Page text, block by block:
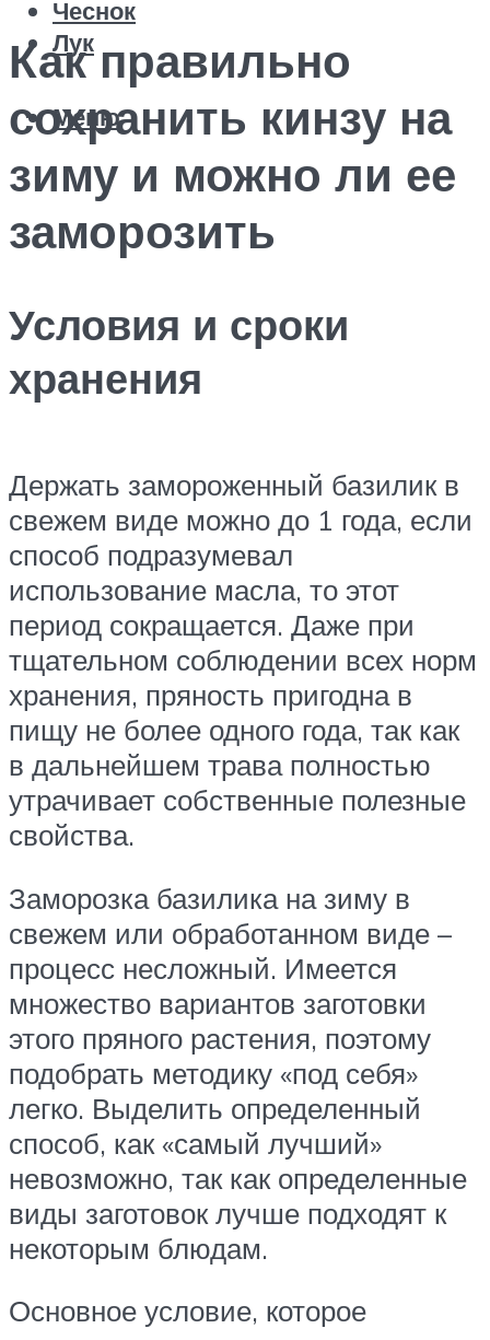
Чеснок
Лук
Меню
Как правильно
сохранить кинзу на
зиму и можно ли ее
заморозить
Условия и сроки
хранения
Держать замороженный базилик в
свежем виде можно до 1 года, если
способ подразумевал
использование масла, то этот
период сокращается. Даже при
тщательном соблюдении всех норм
хранения, пряность пригодна в
пищу не более одного года, так как
в дальнейшем трава полностью
утрачивает собственные полезные
свойства.
Заморозка базилика на зиму в
свежем или обработанном виде –
процесс несложный. Имеется
множество вариантов заготовки
этого пряного растения, поэтому
подобрать методику «под себя»
легко. Выделить определенный
способ, как «самый лучший»
невозможно, так как определенные
виды заготовок лучше подходят к
некоторым блюдам.
Основное условие, которое